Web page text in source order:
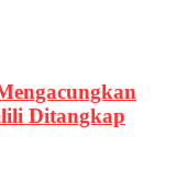
Ditangkap